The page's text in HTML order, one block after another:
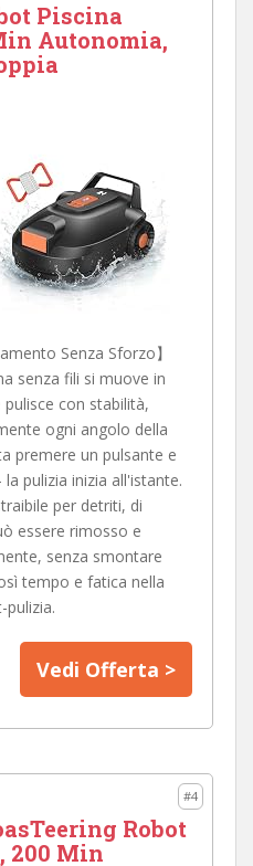
Piscina
Autonomia,
Senza Sforzo】
senza fili si muove in
con stabilità,
ogni angolo della
premere un pulsante e
pulizia inizia all'istante.
per detriti, di
essere rimosso e
senza smontare
tempo e fatica nella
Vedi Offerta >
#4
Robot
200 Min